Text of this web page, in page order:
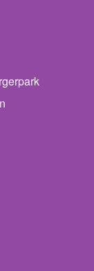
Gottesdienste